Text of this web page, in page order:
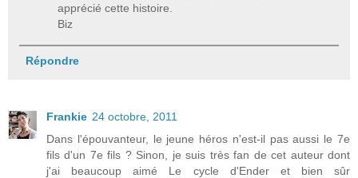
apprécié cette histoire.
Biz
Répondre
Frankie 24 octobre, 2011
Dans l'épouvanteur, le jeune héros n'est-il pas aussi le 7e
fils d'un 7e fils ? Sinon, je suis très fan de cet auteur dont
j'ai beaucoup aimé Le cycle d'Ender et bien sûr